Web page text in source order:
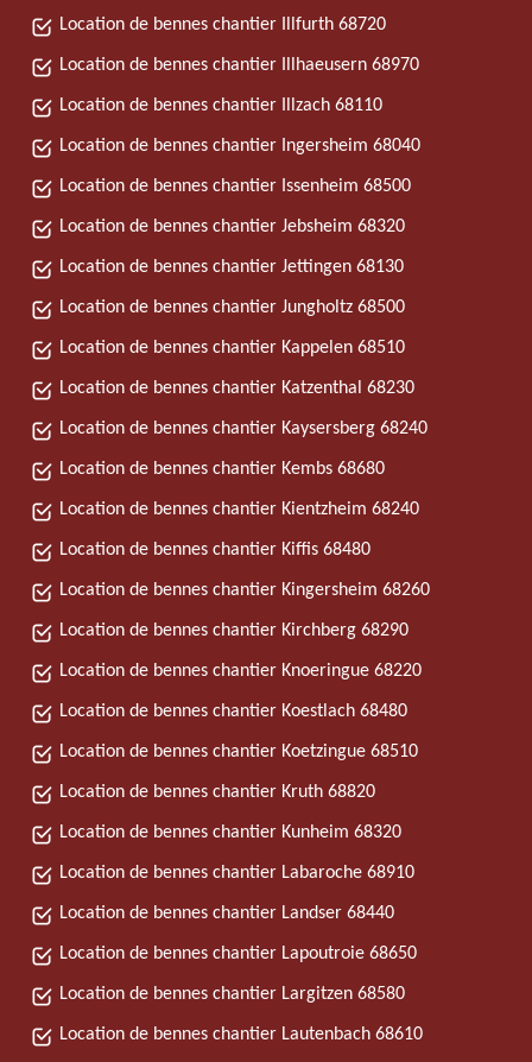
Location de bennes chantier Illfurth 68720
Location de bennes chantier Illhaeusern 68970
Location de bennes chantier Illzach 68110
Location de bennes chantier Ingersheim 68040
Location de bennes chantier Issenheim 68500
Location de bennes chantier Jebsheim 68320
Location de bennes chantier Jettingen 68130
Location de bennes chantier Jungholtz 68500
Location de bennes chantier Kappelen 68510
Location de bennes chantier Katzenthal 68230
Location de bennes chantier Kaysersberg 68240
Location de bennes chantier Kembs 68680
Location de bennes chantier Kientzheim 68240
Location de bennes chantier Kiffis 68480
Location de bennes chantier Kingersheim 68260
Location de bennes chantier Kirchberg 68290
Location de bennes chantier Knoeringue 68220
Location de bennes chantier Koestlach 68480
Location de bennes chantier Koetzingue 68510
Location de bennes chantier Kruth 68820
Location de bennes chantier Kunheim 68320
Location de bennes chantier Labaroche 68910
Location de bennes chantier Landser 68440
Location de bennes chantier Lapoutroie 68650
Location de bennes chantier Largitzen 68580
Location de bennes chantier Lautenbach 68610